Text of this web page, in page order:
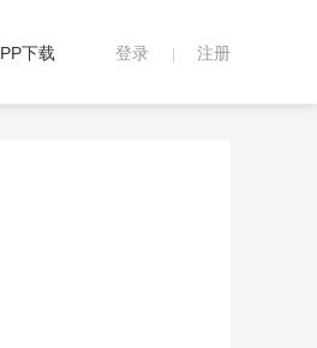
登录 注册
下载